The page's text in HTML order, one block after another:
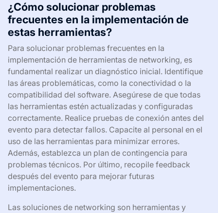
¿Cómo solucionar problemas
frecuentes en la implementación de
estas herramientas?
Para solucionar problemas frecuentes en la
implementación de herramientas de networking, es
fundamental realizar un diagnóstico inicial. Identifique
las áreas problemáticas, como la conectividad o la
compatibilidad del software. Asegúrese de que todas
las herramientas estén actualizadas y configuradas
correctamente. Realice pruebas de conexión antes del
evento para detectar fallos. Capacite al personal en el
uso de las herramientas para minimizar errores.
Además, establezca un plan de contingencia para
problemas técnicos. Por último, recopile feedback
después del evento para mejorar futuras
implementaciones.
Las soluciones de networking son herramientas y